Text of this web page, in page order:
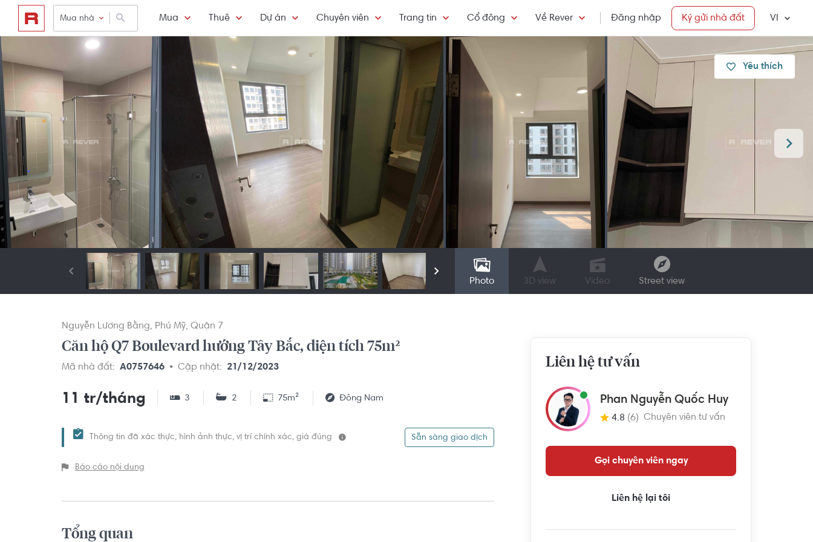
Mua nhà Mua Thuê Dự án Chuyên viên Trang tin Cổ đông Về Rever Đăng nhập Ký gửi nhà đất VI
Yêu thích
Photo 3D view Video Street view
Nguyễn Lương Bằng Phú Mỹ Quận 7
Căn hộ Q7 Boulevard hướng Tây Bắc, diện tích 75m²
Mã nhà đất: A0757646 Cập nhật: 21/12/2023
11 tr/tháng 3 2 75m² Đông Nam
Thông tin đã xác thực, hình ảnh thực, vị trí chính xác, giá đúng Sẵn sàng giao dịch
Báo cáo nội dung
Tổng quan
Liên hệ tư vấn
Phan Nguyễn Quốc Huy
4.8 (6) Chuyên viên tư vấn
Gọi chuyên viên ngay
Liên hệ lại tôi